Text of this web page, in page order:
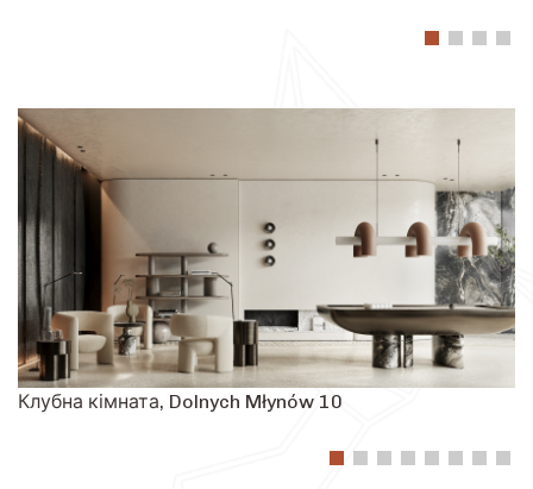
Клубна кімната, Dolnych Młynów 10